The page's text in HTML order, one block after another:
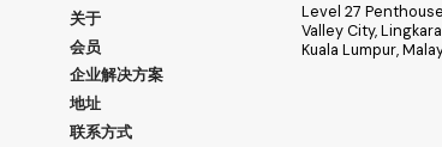
关于
会员
企业解决方案
地址
联系方式
Level 27
Valley City,
Kuala Lumpur,